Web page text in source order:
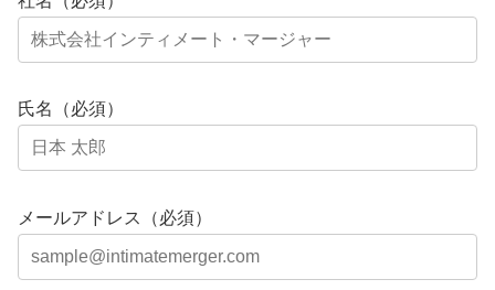
氏名（必須）
メールアドレス（必須）